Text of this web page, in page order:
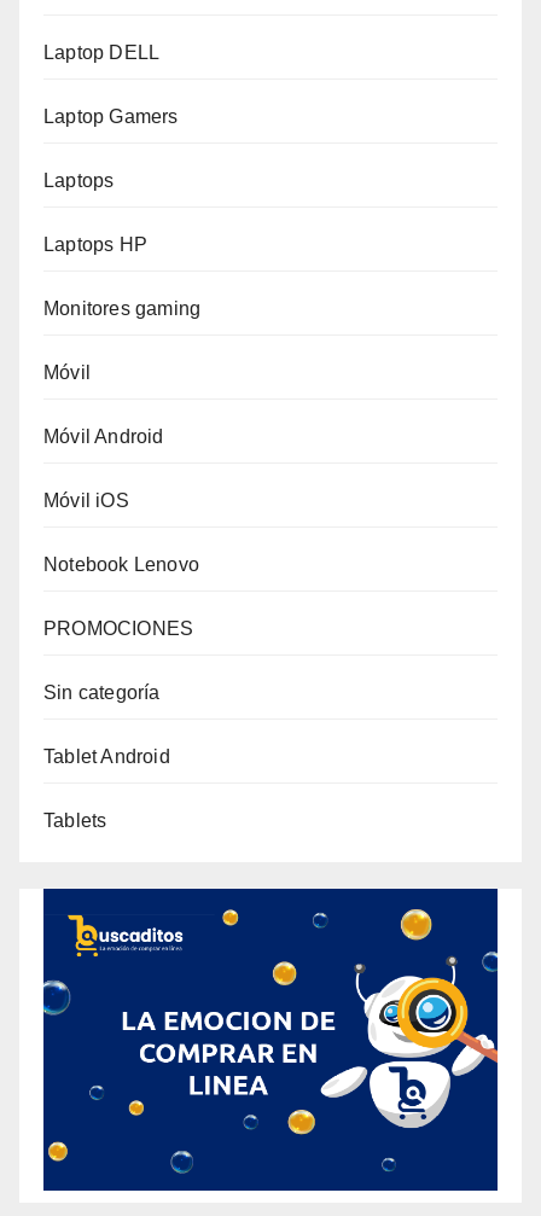
Laptop DELL
Laptop Gamers
Laptops
Laptops HP
Monitores gaming
Móvil
Móvil Android
Móvil iOS
Notebook Lenovo
PROMOCIONES
Sin categoría
Tablet Android
Tablets